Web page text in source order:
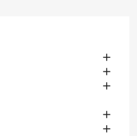




